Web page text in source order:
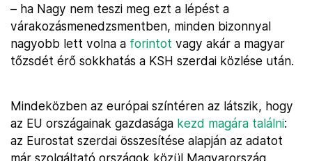
– ha Nagy nem teszi meg ezt a lépést a
várakozásmenedzsmentben, minden bizonnyal
nagyobb lett volna a forintot vagy akár a magyar
tőzsdét érő sokkhatás a KSH szerdai közlése után.
Mindeközben az európai színtéren az látszik, hogy
az EU országainak gazdasága kezd magára találni:
az Eurostat szerdai összesítése alapján az adatot
már szolgáltató országok közül Magyarország